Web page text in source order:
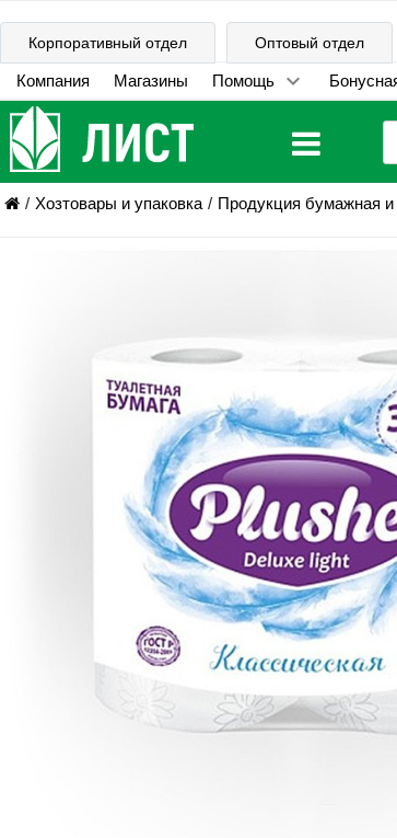
Корпоративный отдел Оптовый отдел
Компания Магазины Помощь
Хозтовары и упаковка Продукция бумажная